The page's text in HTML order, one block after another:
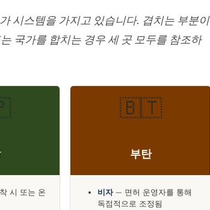
시스템을 가지고 있습니다. 겹치는 부분이
국가를 합치는 경우 세 곳 모두를 참조하
시 또는 온
🇧🇹
부탄
비자— 면허 운영자를 통해
독점적으로 조정됨